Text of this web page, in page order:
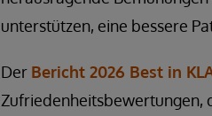
unterstützen, eine bessere
Der Bericht 2026 Best in
Zufriedenheitsbewertungen,